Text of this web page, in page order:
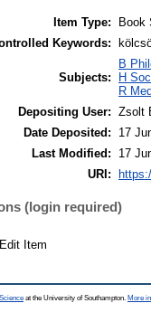
Item Type:
Book
Keywords:
Subjects:
B
H
R
Depositing User: Zsolt
Date Deposited:
17
Last Modified:
17
URI:
(login required)
Edit Item
at the University of Southampton. More